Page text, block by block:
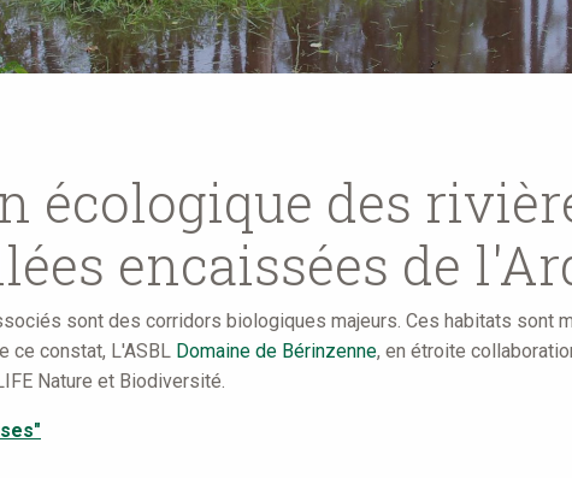
écologique des
encaissées de
sont des corridors biologiques majeurs. Ces habitats sont
ce constat, L'ASBL Domaine de Bérinzenne, en étroite
Nature et Biodiversité.